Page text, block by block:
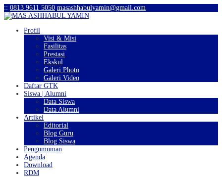
:: 0813 9611 5050 masashhabulyamin@gmail.com
Profil
Visi & Misi
Fasilitas
Prestasi
Ekskul
Galeri Photo
Galeri Video
Daftar GTK
Siswa | Alumni
Data Siswa
Data Alumni
Artikel
Editorial
Blog Guru
Blog Siswa
Pengumuman
Agenda
Download
RDM